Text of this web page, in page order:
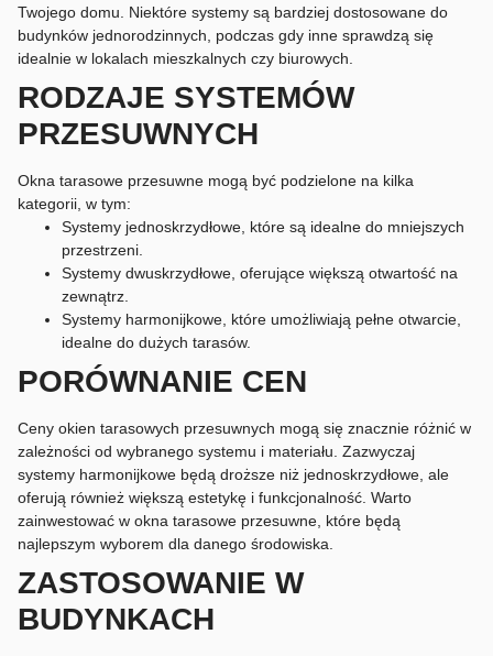
Twojego domu. Niektóre systemy są bardziej dostosowane do
budynków jednorodzinnych, podczas gdy inne sprawdzą się
idealnie w lokalach mieszkalnych czy biurowych.
RODZAJE SYSTEMÓW
PRZESUWNYCH
Okna tarasowe przesuwne mogą być podzielone na kilka
kategorii, w tym:
Systemy jednoskrzydłowe, które są idealne do mniejszych
przestrzeni.
Systemy dwuskrzydłowe, oferujące większą otwartość na
zewnątrz.
Systemy harmonijkowe, które umożliwiają pełne otwarcie,
idealne do dużych tarasów.
PORÓWNANIE CEN
Ceny okien tarasowych przesuwnych mogą się znacznie różnić w
zależności od wybranego systemu i materiału. Zazwyczaj
systemy harmonijkowe będą droższe niż jednoskrzydłowe, ale
oferują również większą estetykę i funkcjonalność. Warto
zainwestować w okna tarasowe przesuwne, które będą
najlepszym wyborem dla danego środowiska.
ZASTOSOWANIE W
BUDYNKACH